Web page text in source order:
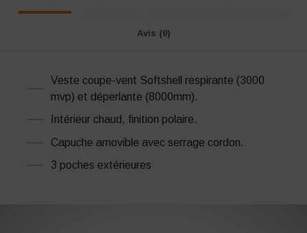
Avis (0)
Veste coupe-vent Softshell respirante (3000
mvp) et déperlante (8000mm).
Intérieur chaud, finition polaire.
Capuche amovible avec serrage cordon.
3 poches extérieures